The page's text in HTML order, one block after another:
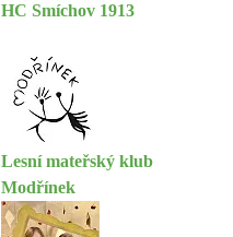
HC Smíchov 1913
Lesní mateřský klub
Modřínek